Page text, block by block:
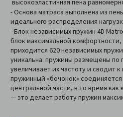
высокоэластичная пена
- Основа матраса выполнена из
идеального распределения
- Блок независимых пружин 4D
блок максимальной комфортности,
приходится 620 независимых
уникальна: пружины размещены по
увеличивает их частоту и сводит
пружинный «бочонок»
центральной части, в то время
— это делает работу пружин